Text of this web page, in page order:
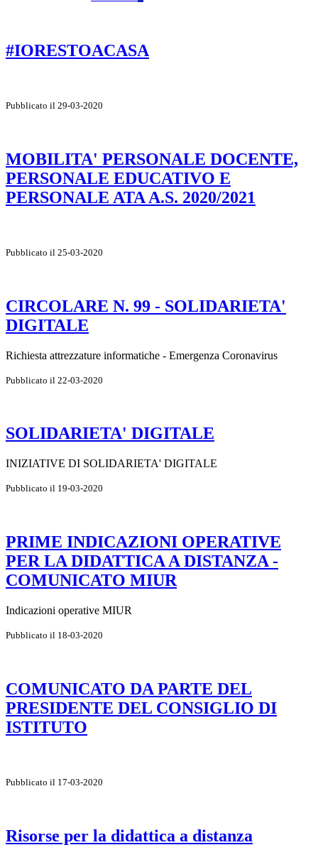
#IORESTOACASA
Pubblicato il 29-03-2020
MOBILITA' PERSONALE DOCENTE,
PERSONALE EDUCATIVO E
PERSONALE ATA A.S. 2020/2021
Pubblicato il 25-03-2020
CIRCOLARE N. 99 - SOLIDARIETA'
DIGITALE
Richiesta attrezzature informatiche - Emergenza Coronavirus
Pubblicato il 22-03-2020
SOLIDARIETA' DIGITALE
INIZIATIVE DI SOLIDARIETA' DIGITALE
Pubblicato il 19-03-2020
PRIME INDICAZIONI OPERATIVE
PER LA DIDATTICA A DISTANZA -
COMUNICATO MIUR
Indicazioni operative MIUR
Pubblicato il 18-03-2020
COMUNICATO DA PARTE DEL
PRESIDENTE DEL CONSIGLIO DI
ISTITUTO
Pubblicato il 17-03-2020
Risorse per la didattica a distanza